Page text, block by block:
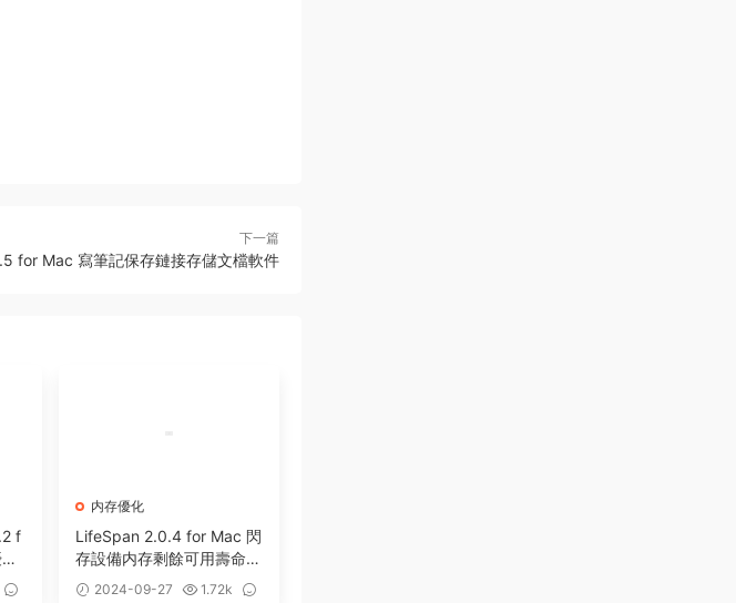
下一篇
for Mac 寫筆記保存鏈接存儲文檔軟件
f
内存優化
LifeSpan 2.0.4 for Mac 閃
存設備内存剩餘可用壽命監
測工具2024-09-27
1.72k